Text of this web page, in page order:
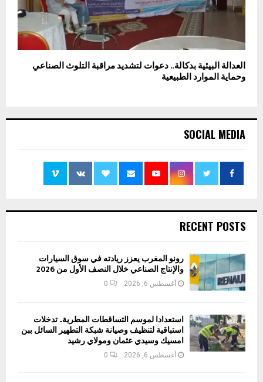
العدالة البيئية بدكالة.. دعوات لتشديد مراقبة التلوث الصناعي
وحماية الموارد الطبيعية
SOCIAL MEDIA
RECENT POSTS
رونو المغرب يعزز ريادته في سوق السيارات
والإنتاج الصناعي خلال النصف الأول من 2026
أغسطس 6, 2026 0
استعدادا لموسم التساقطات المطرية.. تدخلات
استباقية لتنظيف وصيانة شبكة التطهير السائل ببن
امسيك وسيدي عثمان ومولاي رشيد
أغسطس 6, 2026 0